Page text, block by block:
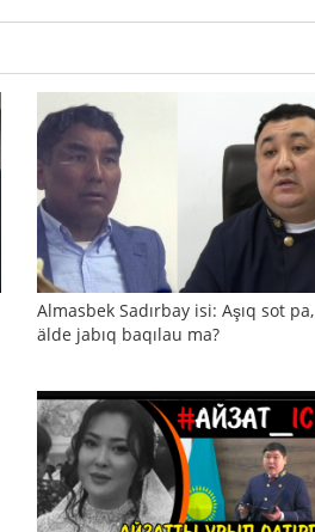
Almasbek Sadırbay isi: Aşıq sot pa,
älde jabıq baqılau ma?